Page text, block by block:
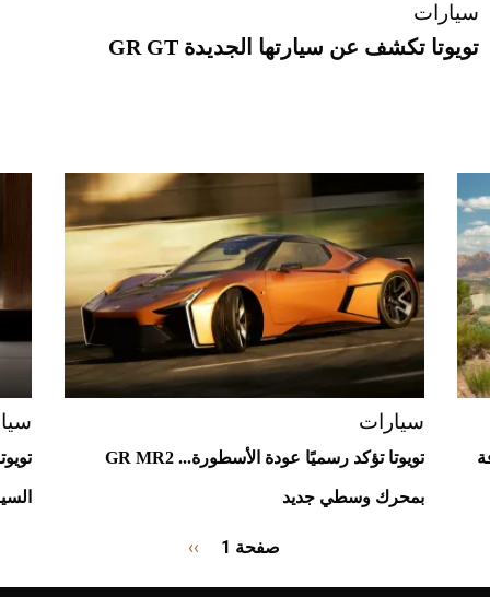
سيارات
تويوتا تكشف عن سيارتها الجديدة GR GT
سيارات
تويوتا تؤكد رسميًا عودة الأسطورة... GR MR2
بمحرك وسطي جديد
صفحة 1
الصفحة
››